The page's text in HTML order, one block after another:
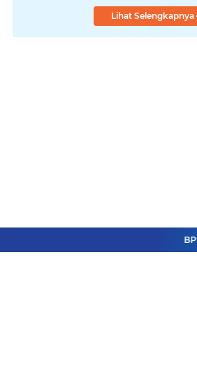
Lihat Selengkapnya
BPS